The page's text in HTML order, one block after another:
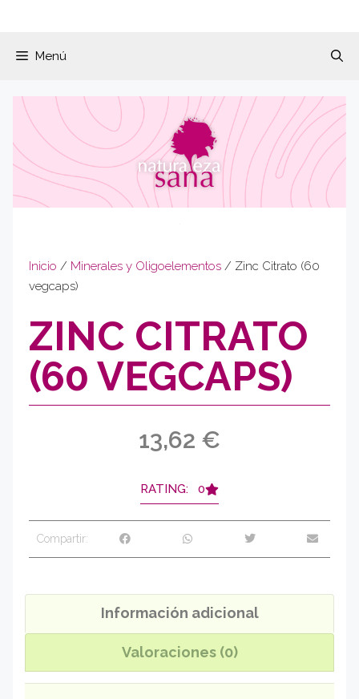
Menú
Inicio / Minerales y Oligoelementos / Zinc Citrato (60
vegcaps)
ZINC CITRATO
(60 VEGCAPS)
13,62 €
RATING: 0
Compartir:
Información adicional
Valoraciones (0)